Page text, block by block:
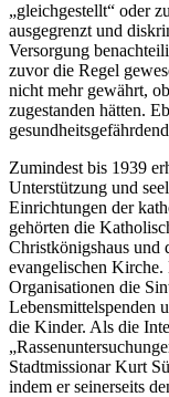
„gleichgestellt“ oder
ausgegrenzt und
Versorgung
zuvor die Regel
nicht mehr gewährt,
zugestanden hätten.
Zumindest bis 1939
Unterstützung und
Einrichtungen der
gehörten die
Christkönigshaus und
evangelischen Kirche.
Organisationen die
Lebensmittelspenden
die Kinder. Als die
Stadtmissionar Kurt
indem er seinerseits